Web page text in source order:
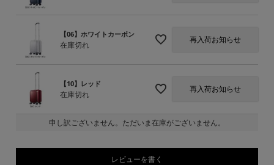
【06】ホワイトカーボン
在庫切れ
再入荷お知らせ
【10】レッド
在庫切れ
再入荷お知らせ
申し訳ございません。ただいま在庫がございません。
レビューを書く